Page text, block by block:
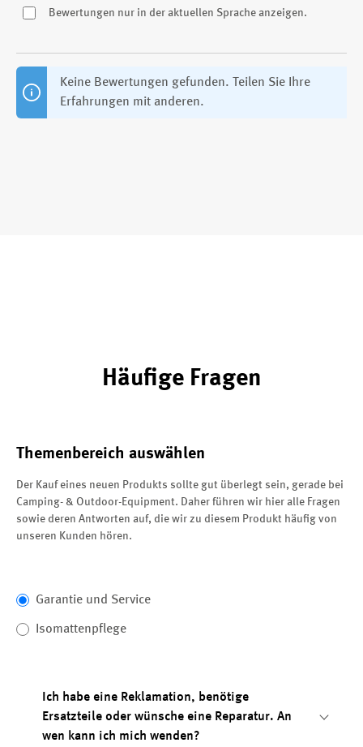
Bewertungen nur in der aktuellen Sprache anzeigen.
Keine Bewertungen gefunden. Teilen Sie Ihre
Erfahrungen mit anderen.
Häufige Fragen
Themenbereich auswählen
Der Kauf eines neuen Produkts sollte gut überlegt sein, gerade bei
Camping- & Outdoor-Equipment. Daher führen wir hier alle Fragen
sowie deren Antworten auf, die wir zu diesem Produkt häufig von
unseren Kunden hören.
Garantie und Service
Isomattenpflege
Ich habe eine Reklamation, benötige
Ersatzteile oder wünsche eine Reparatur. An
wen kann ich mich wenden?